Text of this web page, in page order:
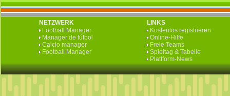
NETZWERK
Football Manager
Manager de fútbol
Calcio manager
Football Manager
LINKS
Kostenlos registrieren
Online-Hilfe
Freie Teams
Spieltag & Tabelle
Plattform-News